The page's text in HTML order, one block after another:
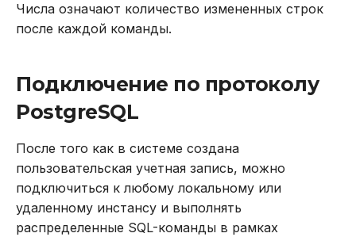
Числа означают количество измененных строк
после каждой команды.
Подключение по протоколу
PostgreSQL
После того как в системе создана
пользовательская учетная запись, можно
подключиться к любому локальному или
удаленному инстансу и выполнять
распределенные SQL-команды в рамках